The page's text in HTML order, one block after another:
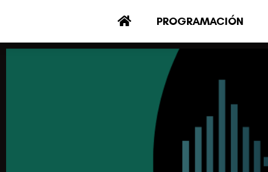
PROGRAMACIÓN